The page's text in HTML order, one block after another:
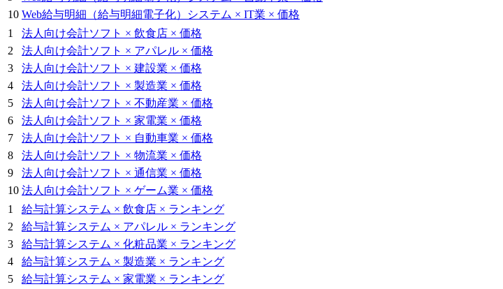
10 Web給与明細（給与明細電子化）システム × IT業 × 価格
1
法人向け会計ソフト × 飲食店 × 価格
2
法人向け会計ソフト × アパレル × 価格
3
法人向け会計ソフト × 建設業 × 価格
4
法人向け会計ソフト × 製造業 × 価格
5
法人向け会計ソフト × 不動産業 × 価格
6
法人向け会計ソフト × 家電業 × 価格
7
法人向け会計ソフト × 自動車業 × 価格
8
法人向け会計ソフト × 物流業 × 価格
9
法人向け会計ソフト × 通信業 × 価格
10 法人向け会計ソフト × ゲーム業 × 価格
1
給与計算システム × 飲食店 × ランキング
2
給与計算システム × アパレル × ランキング
3
給与計算システム × 化粧品業 × ランキング
4
給与計算システム × 製造業 × ランキング
5
給与計算システム × 家電業 × ランキング